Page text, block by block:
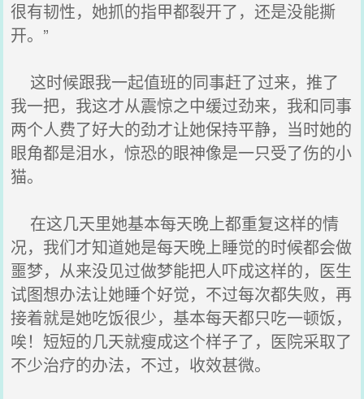
很有韧性，她抓的指甲都裂开了，还是没能撕
开。”
这时候跟我一起值班的同事赶了过来，推了
我一把，我这才从震惊之中缓过劲来，我和同事
两个人费了好大的劲才让她保持平静，当时她的
眼角都是泪水，惊恐的眼神像是一只受了伤的小
猫。
在这几天里她基本每天晚上都重复这样的情
况，我们才知道她是每天晚上睡觉的时候都会做
噩梦，从来没见过做梦能把人吓成这样的，医生
试图想办法让她睡个好觉，不过每次都失败，再
接着就是她吃饭很少，基本每天都只吃一顿饭，
唉！短短的几天就瘦成这个样子了，医院采取了
不少治疗的办法，不过，收效甚微。